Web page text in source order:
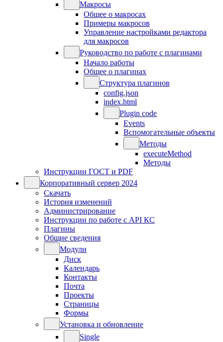
Макросы
Общее о макросах
Примеры макросов
Управление настройками редактора
для макросов
Руководство по работе с плагинами
Начало работы
Общее о плагинах
Структура плагинов
config.json
index.html
Plugin code
Events
Вспомогательные объекты
Методы
executeMethod
Методы
Инструкции ГОСТ и PDF
Корпоративный сервер 2024
Скачать
История изменений
Администрирование
Инструкции по работе с API КС
Плагины
Общие сведения
Модули
Диск
Календарь
Контакты
Почта
Проекты
Страницы
Формы
Установка и обновление
Single